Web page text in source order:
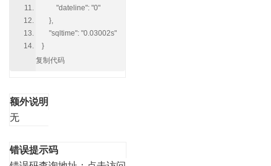
"dateline": "0"
},
"sqltime": "0.03002s"
}
复制代码
额外说明
无
错误提示码